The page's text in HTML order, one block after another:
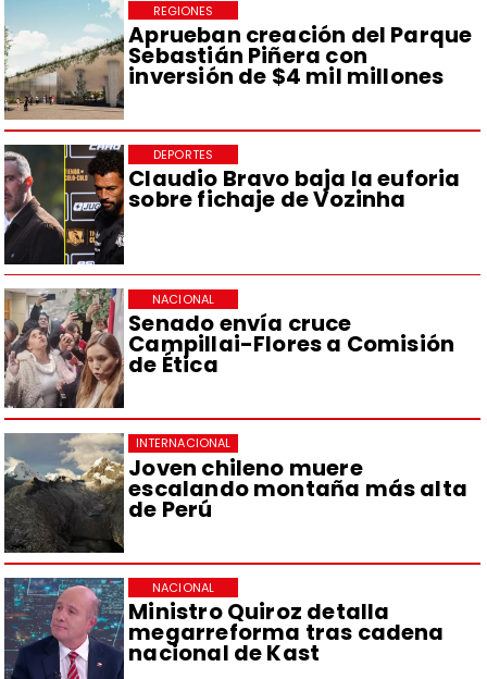
Aprueban creación del Parque
Sebastián Piñera con
inversión de $4 mil millones
REGIONES
Claudio Bravo baja la euforia
sobre fichaje de Vozinha
DEPORTES
Senado envía cruce
Campillai-Flores a Comisión
de Ética
NACIONAL
Joven chileno muere
escalando montaña más alta
de Perú
INTERNACIONAL
Ministro Quiroz detalla
megarreforma tras cadena
nacional de Kast
NACIONAL